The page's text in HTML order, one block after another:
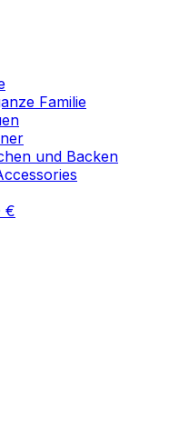
Familie
und Backen
€